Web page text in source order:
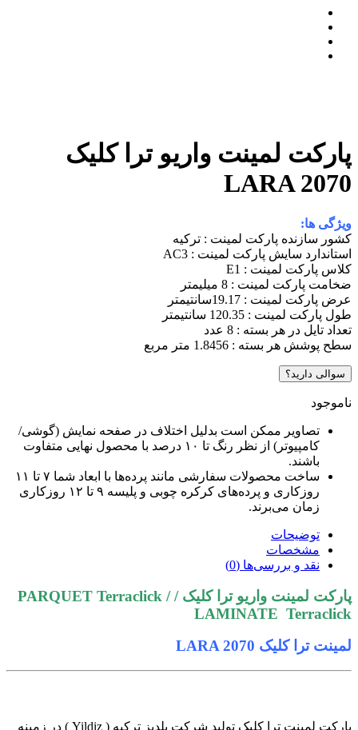
پارکت لمینت واریو ترا کلیک
LARA 2070
ویژگی ها:
کشور سازنده پارکت لمینت : ترکیه
استاندارد سایش پارکت لمینت : AC3
کلاس پارکت لمینت : E1
ضخامت پارکت لمینت : 8 میلیمتر
عرض پارکت لمینت : 19.17سانتیمتر
طول پارکت لمینت : 120.35 سانتیمتر
تعداد تایل در هر بسته : 8 عدد
سطح پوشش هر بسته : 1.8456 متر مربع
سوالی دارید؟
ناموجود
تصاویر ممکن است بدلیل اختلاف در صفحه نمایش (گوشی/
کامپیوتر) از نظر رنگ تا ۱۰ درصد با محصول نهایی متفاوت
باشند.
ساخت محصولات سفارشی مانند پرده‌ها با ابعاد شما ۷ تا ۱۱
روزکاری و پرده‌های کرکره چوبی و پلیسه ۹ تا ۱۲ روزکاری
زمان می‌برند.
توضیحات
مشخصات
نقد و بررسی‌ها (0)
پارکت لمینت واریو ترا کلیک / PARQUET Terraclick /
LAMINATE Terraclick
لمینت ترا کلیک LARA 2070
پارکت لمینت ترا کلیک تولید شرکت یلدیز ترکیه ( Yildiz ) در زمینه